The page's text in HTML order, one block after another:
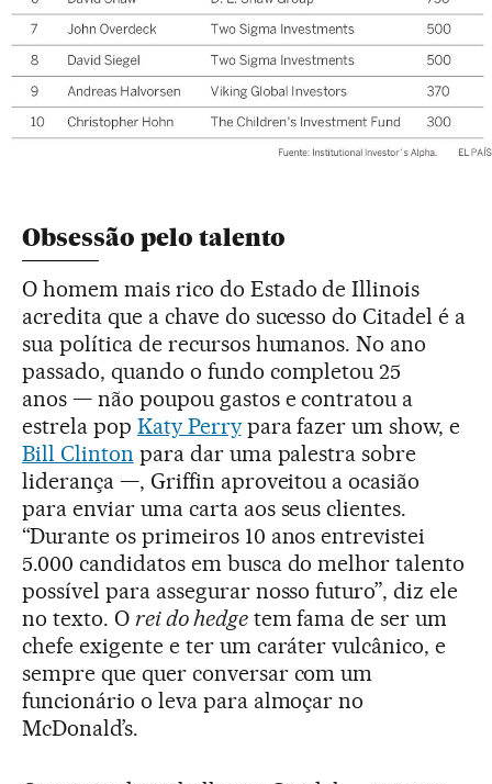
Obsessão pelo talento
O homem mais rico do Estado de Illinois
acredita que a chave do sucesso do Citadel é a
sua política de recursos humanos. No ano
passado, quando o fundo completou 25
anos — não poupou gastos e contratou a
estrela pop Katy Perrypara fazer um show, e
Bill Clinton para dar uma palestra sobre
liderança —, Griffin aproveitou a ocasião
para enviar uma carta aos seus clientes.
“Durante os primeiros 10 anos entrevistei
5.000 candidatos em busca do melhor talento
possível para assegurar nosso futuro”, diz ele
no texto. O rei do hedgetem fama de ser um
chefe exigente e ter um caráter vulcânico, e
sempre que quer conversar com um
funcionário o leva para almoçar no
McDonald’s.